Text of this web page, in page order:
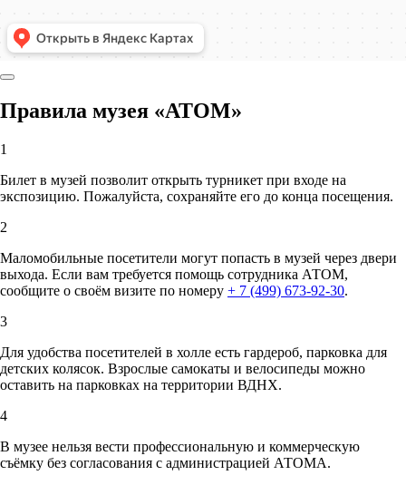
Правила музея «АТОМ»
1
Билет в музей позволит открыть турникет при входе на
экспозицию. Пожалуйста, сохраняйте его до конца посещения.
2
Маломобильные посетители могут попасть в музей через двери
выхода. Если вам требуется помощь сотрудника АТОМ,
сообщите о своём визите по номеру + 7 (499) 673-92-30.
3
Для удобства посетителей в холле есть гардероб, парковка для
детских колясок. Взрослые самокаты и велосипеды можно
оставить на парковках на территории ВДНХ.
4
В музее нельзя вести профессиональную и коммерческую
съёмку без согласования с администрацией АТОМА.